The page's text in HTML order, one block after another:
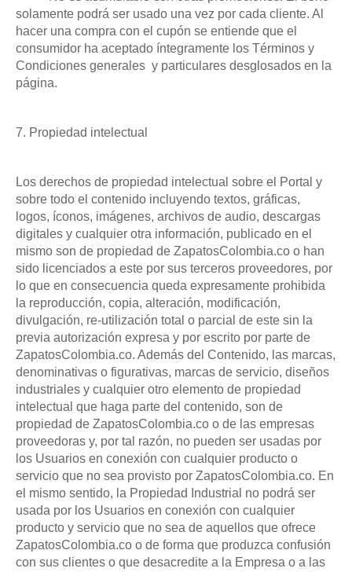
solamente podrá ser usado una vez por cada cliente. Al
hacer una compra con el cupón se entiende que el
consumidor ha aceptado íntegramente los Términos y
Condiciones generales y particulares desglosados en la
página.
7. Propiedad intelectual
Los derechos de propiedad intelectual sobre el Portal y
sobre todo el contenido incluyendo textos, gráficas,
logos, íconos, imágenes, archivos de audio, descargas
digitales y cualquier otra información, publicado en el
mismo son de propiedad de ZapatosColombia.co o han
sido licenciados a este por sus terceros proveedores, por
lo que en consecuencia queda expresamente prohibida
la reproducción, copia, alteración, modificación,
divulgación, re-utilización total o parcial de este sin la
previa autorización expresa y por escrito por parte de
ZapatosColombia.co. Además del Contenido, las marcas,
denominativas o figurativas, marcas de servicio, diseños
industriales y cualquier otro elemento de propiedad
intelectual que haga parte del contenido, son de
propiedad de ZapatosColombia.co o de las empresas
proveedoras y, por tal razón, no pueden ser usadas por
los Usuarios en conexión con cualquier producto o
servicio que no sea provisto por ZapatosColombia.co. En
el mismo sentido, la Propiedad Industrial no podrá ser
usada por los Usuarios en conexión con cualquier
producto y servicio que no sea de aquellos que ofrece
ZapatosColombia.co o de forma que produzca confusión
con sus clientes o que desacredite a la Empresa o a las